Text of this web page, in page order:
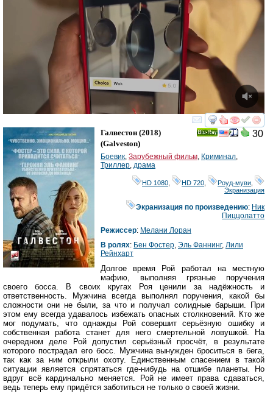
смотреть
30
Галвестон (2018)
(Galveston)
Боевик, Зарубежный фильм, Криминал,
Триллер, драма
HD 1080, HD 720, Роуд-муви,
Экранизация
Экранизация по произведению: Ник
Пиццолатто
Режиссер: Мелани Лоран
В ролях: Бен Фостер, Эль Фаннинг, Лили
Рейнхарт
Долгое время Рой работал на местную
мафию, выполняя грязные поручения
своего босса. В своих кругах Роя ценили за надёжность и
ответственность. Мужчина всегда выполнял поручения, какой бы
сложности они не были, за что и получал солидные барыши. При
этом ему всегда удавалось избежать опасных столкновений. Кто же
мог подумать, что однажды Рой совершит серьёзную ошибку и
собственная работа станет для него смертельной ловушкой. На
очередном деле Рой допустил серьёзный просчёт, в результате
которого пострадал его босс. Мужчина вынужден броситься в бега,
так как за ним открыли охоту. Единственным спасением в такой
ситуации является спрятаться где-нибудь на отшибе планеты. Но
вдруг всё кардинально меняется. Рой не имеет права сдаваться,
ведь теперь ему придётся заботиться не только о своей жизни.